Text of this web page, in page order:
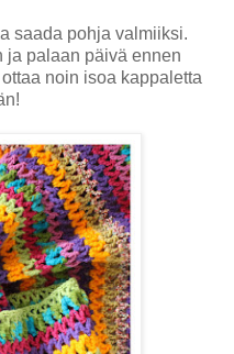
saada pohja valmiiksi.
ja palaan päivä ennen
noin isoa kappaletta